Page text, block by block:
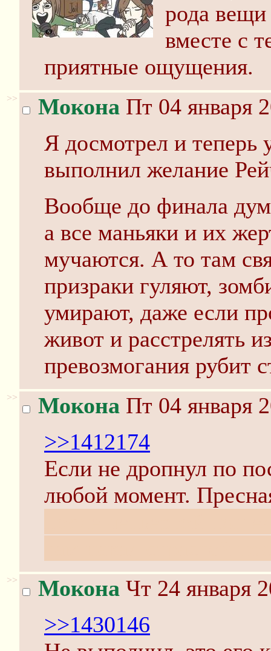
рода вещи
вместе с
приятные ощущения.
>> Мокона Пт 04 января
Я досмотрел и теперь
выполнил желание
Вообще до финала
а все маньяки и их
мучаются. А то там
призраки гуляют,
умирают, даже если
живот и расстрелять
превозмогания рубит
>> Мокона Пт 04 января
>>1412174
Если не дропнул по
любой момент.
>> Мокона Чт 24 января
>>1430146